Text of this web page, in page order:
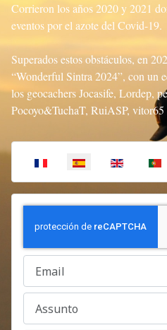
Seleccione su idioma
Corrieron los años 2020 y 2021
eventos por el azote del Covid-19.
Superados estos obstáculos, en
“Wonderful Sintra 2024”, con un
los geocachers Jocasife, Lordep,
Pocoyo&TuchaT, RuiASP,